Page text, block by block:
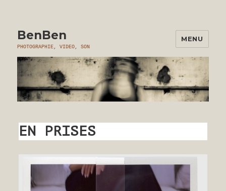
BenBen
PHOTOGRAPHIE, VIDEO, SON
MENU
EN PRISES